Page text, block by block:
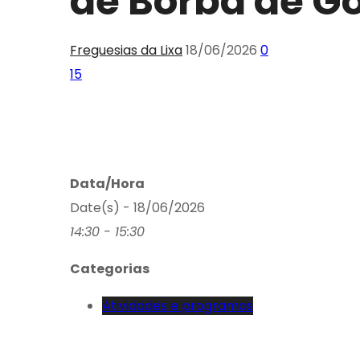
Freguesias da Lixa18/06/2026 0
15
Data/Hora
Date(s) - 18/06/2026
14:30 - 15:30
Categorias
Atividades e programas